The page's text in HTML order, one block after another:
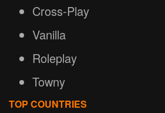
Cross-Play
Vanilla
Roleplay
Towny
TOP COUNTRIES